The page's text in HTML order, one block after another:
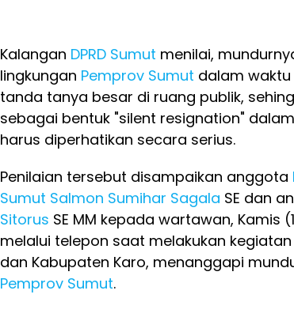
Kalangan DPRD Sumut menilai,
lingkungan Pemprov Sumut dalam
tanda tanya besar di ruang publik,
sebagai bentuk "silent resignation"
harus diperhatikan secara serius.
Penilaian tersebut disampaikan anggota
Sumut Salmon Sumihar Sagala SE dan
Sitorus SE MM kepada wartawan, Kamis
melalui telepon saat melakukan
dan Kabupaten Karo, menanggapi
Pemprov Sumut.